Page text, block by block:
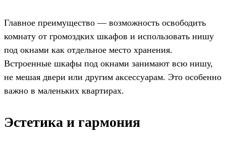
Главное преимущество — возможность освободить
комнату от громоздких шкафов и использовать нишу
под окнами как отдельное место хранения.
Встроенные шкафы под окнами занимают всю нишу,
не мешая двери или другим аксессуарам. Это особенно
важно в маленьких квартирах.
Эстетика и гармония